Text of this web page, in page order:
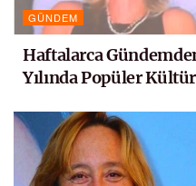
GÜNDEM
Haftalarca
Yılında Popüler